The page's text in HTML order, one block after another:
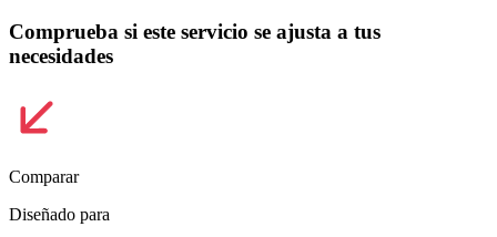
Comprueba si este servicio se ajusta a tus
necesidades
Comparar
Diseñado para